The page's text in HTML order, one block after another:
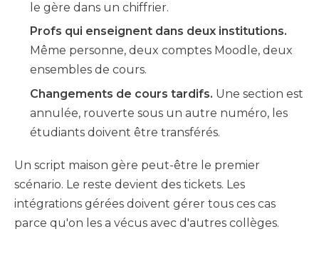
le gère dans un chiffrier.
Profs qui enseignent dans deux institutions.
Même personne, deux comptes Moodle, deux
ensembles de cours.
Changements de cours tardifs. Une section est
annulée, rouverte sous un autre numéro, les
étudiants doivent être transférés.
Un script maison gère peut-être le premier
scénario. Le reste devient des tickets. Les
intégrations gérées doivent gérer tous ces cas
parce qu'on les a vécus avec d'autres collèges.